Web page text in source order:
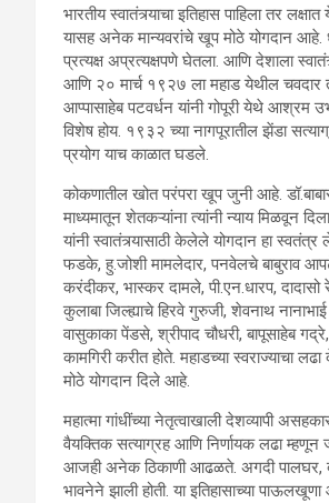
भारतीय स्वातंत्र्याचा इतिहास पाहिला तर
यासह अनेक मान्यवरांचे खूप मोठे योगदान आहे.
प्रत्यक्ष अप्रत्यक्षपणे घेतला. आणि देशाला
आणि २० मार्च १९२७ ला महाड येथील
आप्पासाहेब पटवर्धन यांनी गोपूरी येथे आश्रम
विशेष होय. १९३२ च्या नागपूरातील झेंडा
प्रयोग याच काळात घडले.
कोकणातील खोत परंपरा खूप जुनी आहे.
माध्यमातून शेतकऱ्यांना त्यांनी न्याय मिळवून
यांनी स्वातंत्र्यासाठी केलेले योगदान हा
फडके, हु.जोशी मामलेदार, पनवेलचे बाबुराव
करंदीकर, भास्कर दामले, पी.एन.धारप,
कुलाबा जिल्ह्याचे हिरवे गुरुजी, शेवनाथ
वासुकाका पेंडसे, श्रीपाद चौधरी, बापूसाहेब
कामगिरी करीत होते. महाडच्या स्वराज्याचा
मोठे योगदान दिले आहे.
महात्मा गांधींच्या नेतृत्वाखाली देशव्यापी
वैयक्तिक सत्याग्रह आणि निर्णायक लढा म्हणून
आजही अनेक ठिकाणी आढळते. अगदी पालघर,
भावनेने झाली होती. या इतिहासाच्या